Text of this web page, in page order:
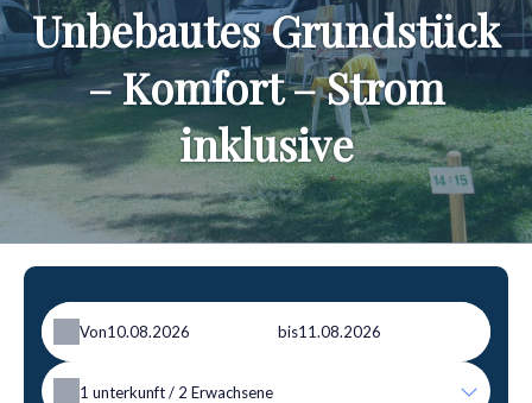
Unbebautes Grundstück
– Komfort – Strom
inklusive
Von bis
1 unterkunft / 2 Erwachsene